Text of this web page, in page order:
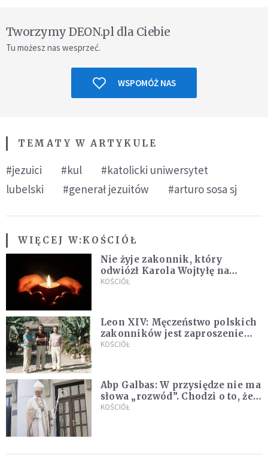
Tworzymy DEON.pl dla Ciebie
Tu możesz nas wesprzeć.
WSPOMÓŻ NAS
TEMATY W ARTYKULE
#jezuici #kul
#katolicki uniwersytet
lubelski
#generał jezuitów #arturo sosa sj
WIĘCEJ W:KOŚCIÓŁ
Nie żyje zakonnik, który
odwiózł Karola Wojtyłę na
konklawe. Jan Paweł II nazywał
KOŚCIÓŁ
Leon XIV: Męczeństwo polskich
zakonników jest zaproszeniem
do jedności i misji całego
KOŚCIÓŁ
Abp Galbas: W przysiędze nie ma
słowa „rozwód”. Chodzi o to, że
„cię nie opuszczę”
KOŚCIÓŁ